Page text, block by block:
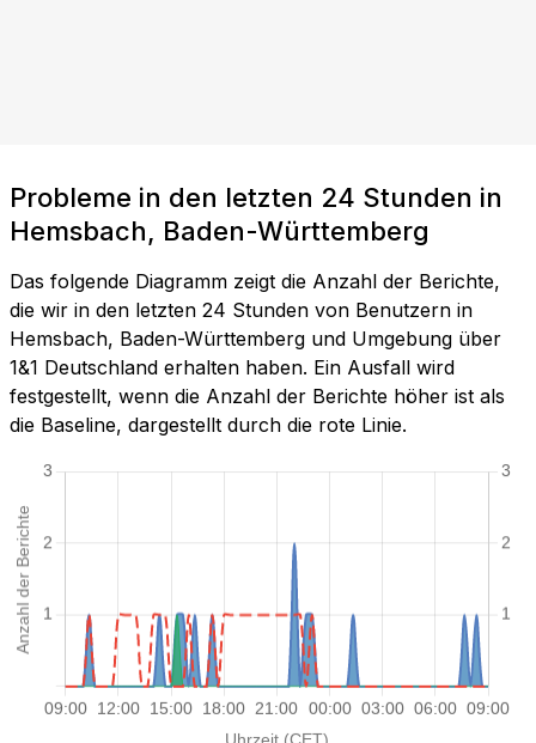
Probleme in den letzten 24 Stunden in
Hemsbach, Baden-Württemberg
Das folgende Diagramm zeigt die Anzahl der Berichte,
die wir in den letzten 24 Stunden von Benutzern in
Hemsbach, Baden-Württemberg und Umgebung über
1&1 Deutschland erhalten haben. Ein Ausfall wird
festgestellt, wenn die Anzahl der Berichte höher ist als
die Baseline, dargestellt durch die rote Linie.